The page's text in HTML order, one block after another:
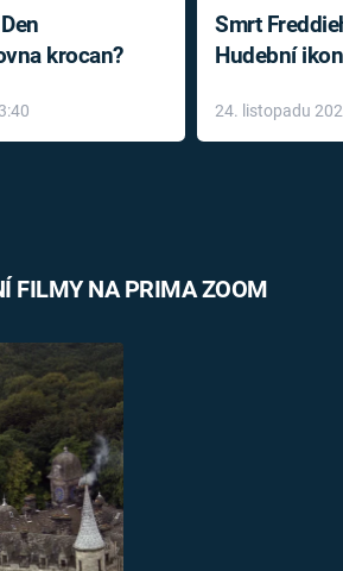
krocan?
Smrt
Hudební
léky
24. listopadu
FILMY NA PRIMA ZOOM